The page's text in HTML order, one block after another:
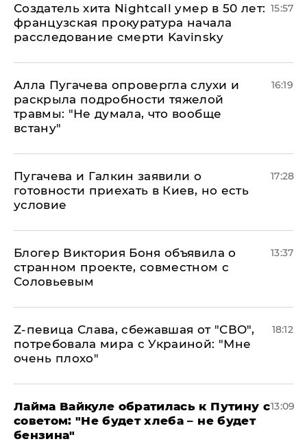
Создатель хита Nightcall умер в 50 лет:
французская прокуратура начала
расследование смерти Kavinsky
15:57
Алла Пугачева опровергла слухи и
раскрыла подробности тяжелой
травмы: "Не думала, что вообще
встану"
16:19
Пугачева и Галкин заявили о
готовности приехать в Киев, но есть
условие
17:28
Блогер Виктория Боня объявила о
странном проекте, совместном с
Соловьевым
13:37
Z-певица Слава, сбежавшая от "СВО",
потребовала мира с Украиной: "Мне
очень плохо"
18:12
Лайма Вайкуле обратилась к Путину с
советом: "Не будет хлеба – не будет
бензина"
13:09